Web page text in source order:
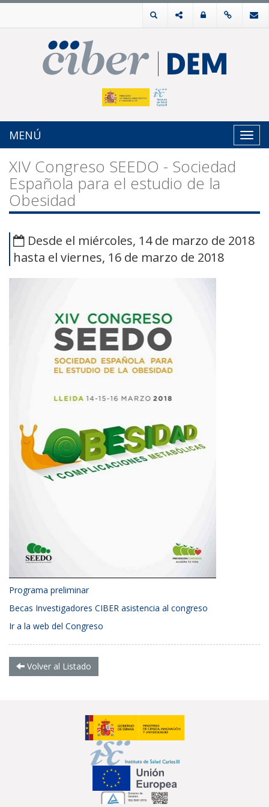
MENÚ
XIV Congreso SEEDO - Sociedad
Española para el estudio de la
Obesidad
Desde el miércoles, 14 de marzo de 2018
hasta el viernes, 16 de marzo de 2018
Programa preliminar
Becas Investigadores CIBER asistencia al congreso
Ir a la web del Congreso
Volver al Listado